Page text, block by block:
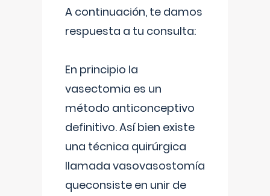
A continuación, te damos
respuesta a tu consulta:
En principio la
vasectomia es un
método anticonceptivo
definitivo. Así bien existe
una técnica quirúrgica
llamada vasovasostomía
queconsiste en unir de